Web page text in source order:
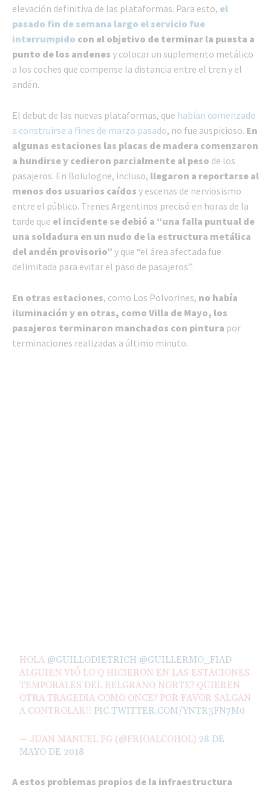
elevación definitiva de las plataformas. Para esto, el
pasado fin de semana largo el servicio fue
interrumpido con el objetivo de terminar la puesta a
punto de los andenes y colocar un suplemento metálico
a los coches que compense la distancia entre el tren y el
andén.
El debut de las nuevas plataformas, que habían comenzado
a construirse a fines de marzo pasado, no fue auspicioso. En
algunas estaciones las placas de madera comenzaron
a hundirse y cedieron parcialmente al peso de los
pasajeros. En Bolulogne, incluso, llegaron a reportarse al
menos dos usuarios caídos y escenas de nerviosismo
entre el público. Trenes Argentinos precisó en horas de la
tarde que el incidente se debió a “una falla puntual de
una soldadura en un nudo de la estructura metálica
del andén provisorio” y que “el área afectada fue
delimitada para evitar el paso de pasajeros”.
En otras estaciones, como Los Polvorines, no había
iluminación y en otras, como Villa de Mayo, los
pasajeros terminaron manchados con pintura por
terminaciones realizadas a último minuto.
HOLA @GUILLODIETRICH @GUILLERMO_FIAD
ALGUIEN VIÓ LO Q HICIERON EN LAS ESTACIONES
TEMPORALES DEL BELGRANO NORTE? QUIEREN
OTRA TRAGEDIA COMO ONCE? POR FAVOR SALGAN
A CONTROLAR!! PIC.TWITTER.COM/YNTR3FN7M0
— JUAN MANUEL FG (@FRIOALCOHOL) 28 DE
MAYO DE 2018
A estos problemas propios de la infraestructura